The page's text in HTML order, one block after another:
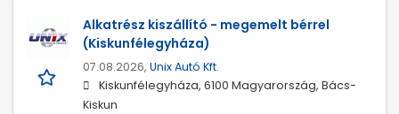
Alkatrész kiszállító - megemelt bérrel
(Kiskunfélegyháza)
07.08.2026, Unix Autó Kft.
Kiskunfélegyháza, 6100 Magyarország, Bács-
Kiskun